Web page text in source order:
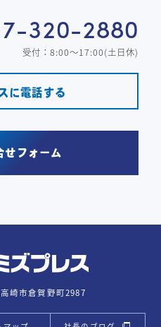
320-2880
受付：8:00～17:00(土日休)
に電話する
せフォーム
崎市倉賀野町2987